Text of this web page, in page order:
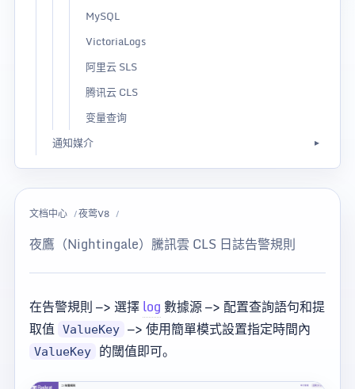
MySQL
VictoriaLogs
阿里云 SLS
腾讯云 CLS
变量查询
通知媒介
文档中心 夜莺V8
夜鷹（Nightingale）騰訊雲 CLS 日誌告警規則
在告警規則 —> 選擇log數據源 —> 配置查詢語句和提
取值 ValueKey —> 使用簡單模式設置指定時間內
ValueKey 的閾值即可。